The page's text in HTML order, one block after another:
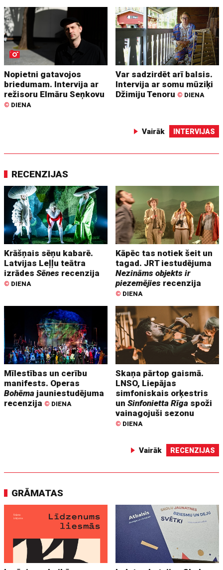
Nopietni gatavojos
briedumam. Intervija ar
režisoru Elmāru Seņkovu
© DIENA
Var sadzirdēt arī balsis.
Intervija ar somu mūziķi
Džimiju Tenoru © DIENA
Vairāk INTERVIJAS
RECENZIJAS
Krāšņais sēņu kabarē.
Latvijas Leļļu teātra
izrādesSēnes recenzija
© DIENA
Kāpēc tas notiek šeit un
tagad. JRT iestudējuma
Nezināms objekts ir
piezemējies recenzija
© DIENA
Mīlestības un cerību
manifests. Operas
Bohēma jauniestudējuma
recenzija © DIENA
Skaņa pārtop gaismā.
LNSO, Liepājas
simfoniskais orķestris
unSinfonietta Rīga spoži
vainagojuši sezonu
© DIENA
Vairāk RECENZIJAS
GRĀMATAS